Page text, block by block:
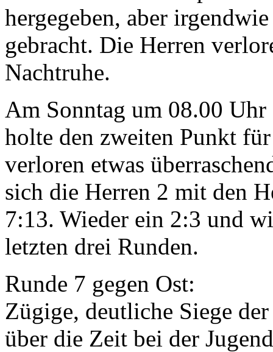
hergegeben, aber
gebracht. Die Herren
Nachtruhe.
Am Sonntag um 08.00
holte den zweiten Punkt
verloren etwas
sich die Herren 2 mit den
7:13. Wieder ein 2:3 und
letzten drei Runden.
Runde 7 gegen Ost:
Zügige, deutliche Siege
über die Zeit bei der